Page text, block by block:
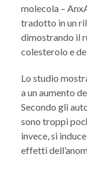
molecola –
tradotto in un
dimostrando il
colesterolo e
Lo studio
a un aumento
Secondo gli
sono troppi
invece, si
effetti